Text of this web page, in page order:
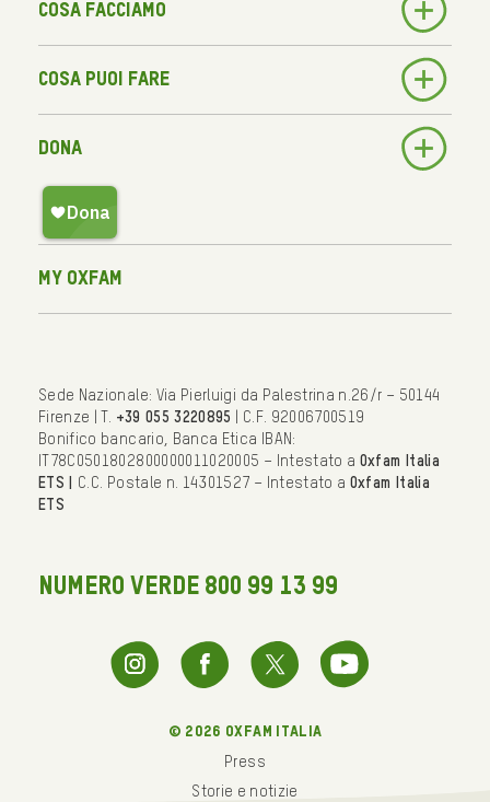
Cosa facciamo
Cosa puoi fare
Dona
My Oxfam
Sede Nazionale: Via Pierluigi da Palestrina n.26/r – 50144
Firenze | T. +39 055 3220895
| C.F. 92006700519
Bonifico bancario, Banca Etica IBAN:
IT78C0501802800000011020005 – Intestato a Oxfam Italia
ETS | C.C. Postale n. 14301527 – Intestato a Oxfam Italia
ETS
NUMERO VERDE 800 99 13 99
© 2026 oxfam italia
Press
Storie e notizie